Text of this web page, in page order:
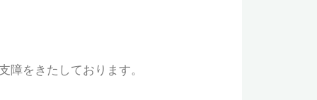
をきたしております。